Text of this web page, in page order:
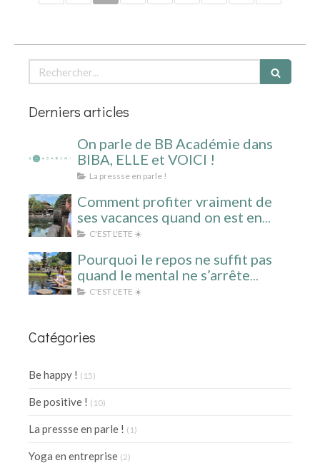
Rechercher
Derniers articles
On parle de BB Académie dans
BIBA, ELLE et VOICI !
La pressse en parle !
Comment profiter vraiment de
ses vacances quand on est en
surcharge mentale ?
C'EST L'ETE ☀️
Pourquoi le repos ne suffit pas
quand le mental ne s’arrête
jamais ?
C'EST L'ETE ☀️
Catégories
Be happy ! (15)
Be positive ! (10)
La pressse en parle ! (1)
Yoga en entreprise (2)